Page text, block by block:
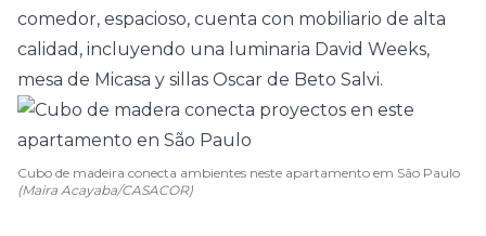
comedor, espacioso, cuenta con mobiliario de alta
calidad, incluyendo una luminaria David Weeks,
mesa de Micasa y sillas Oscar de Beto Salvi.
Cubo de madeira conecta ambientes neste apartamento em São Paulo
(Maira Acayaba/CASACOR)